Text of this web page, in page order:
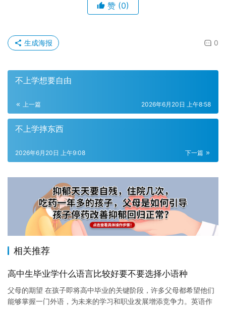
赞 (0)
0
生成海报
不上学想要自由
上一篇 2026年6月20日 上午8:58
不上学摔东西
下一篇
2026年6月20日 上午9:08
相关推荐
高中生毕业学什么语言比较好要不要选择小语种
父母的期望 在孩子即将高中毕业的关键阶段，许多父母都希望他们
能够掌握一门外语，为未来的学习和职业发展增添竞争力。英语作